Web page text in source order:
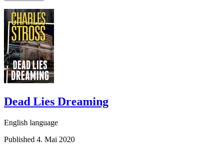
Dead Lies Dreaming
English language
Published 4. Mai 2020